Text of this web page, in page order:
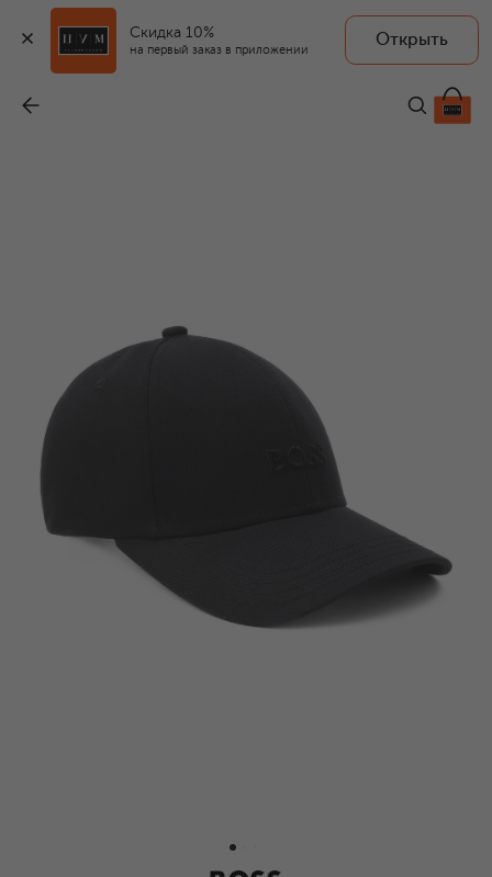
Скидка 10%
на первый заказ в приложении
Открыть
6 795 ₽